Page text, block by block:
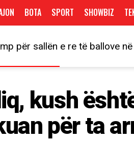
BOTA SPORT SHOWBIZ
për sallën e re të ballove
kush
për ta